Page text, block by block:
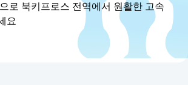
로 북키프로스 전역에서 원활한 고속
요